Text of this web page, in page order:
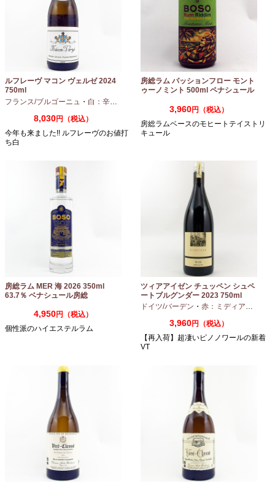
ルフレーヴ マコン ヴェルゼ 2024
750ml
フランス/ブルゴーニュ ・ 白：辛口
8,030円（税込）
今年も来ました!! ルフレーヴのお値打
ち白
房総ラム パッションフロー モント
ゥーノミント 500ml ペナシュール
3,960円（税込）
房総ラムベースのモヒートテイストリ
キュール
房総ラム MER 海 2026 350ml
63.7％ ベナシュール房総
4,950円（税込）
個性派のハイエステルラム
ツィアアイゼン チュッペン シュペ
ートブルグンダー 2023 750ml
ドイツ/バーデン ・ 赤：ミディアムボディ
3,960円（税込）
【再入荷】超凄いピノノワールの新着
VT